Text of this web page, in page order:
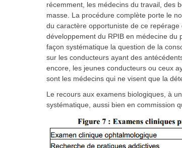
récemment, les médecins du travail, des
masse. La procédure complète porte le
du caractère opportuniste de ce repérage
développement du RPIB en médecine
façon systématique la question de la
sur les conducteurs ayant des
encore, les jeunes conducteurs ou ceux
sont les médecins qui ne visent que la
Le recours aux examens biologiques, à
systématique, aussi bien en commission